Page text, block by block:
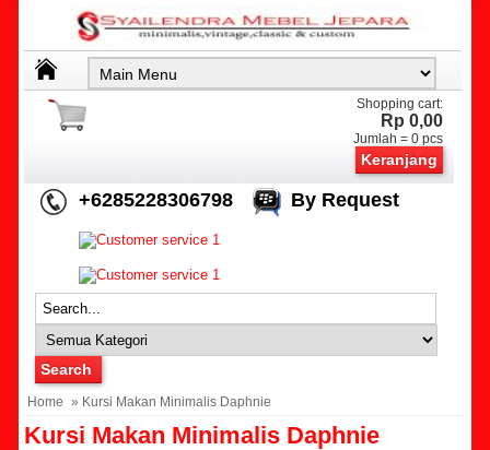
Shopping cart:
Rp 0,00
Jumlah =0 pcs
Keranjang
+6285228306798 By Request
Home » Kursi Makan Minimalis Daphnie
Kursi Makan Minimalis Daphnie